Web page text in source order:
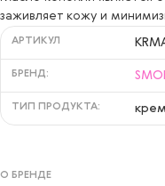
заживляет кожу и
АРТИКУЛ
БРЕНД:
ТИП ПРОДУКТА:
О БРЕНДЕ